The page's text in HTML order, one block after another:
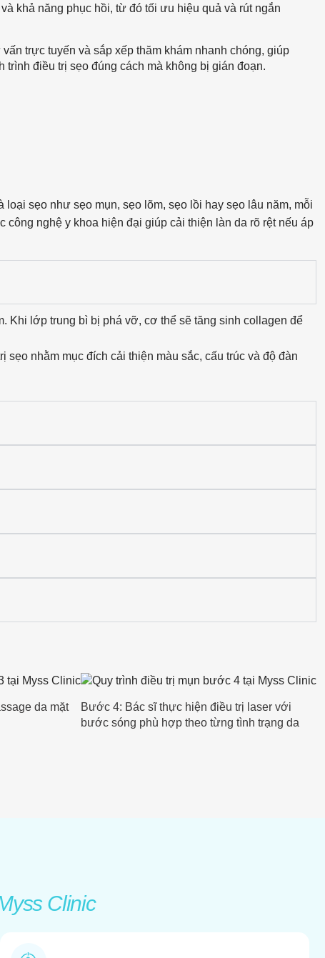
khả năng phục hồi, từ đó tối ưu hiệu quả và rút ngắn
trực tuyến và sắp xếp thăm khám nhanh chóng, giúp
trình điều trị sẹo đúng cách mà không bị gián đoạn.
sẹo như sẹo mụn, sẹo lõm, sẹo lồi hay sẹo lâu năm, mỗi
nghệ y khoa hiện đại giúp cải thiện làn da rõ rệt nếu áp
Khi lớp trung bì bị phá vỡ, cơ thể sẽ tăng sinh collagen để
nhằm mục đích cải thiện màu sắc, cấu trúc và độ đàn
da mặt
Bước 4: Bác sĩ thực hiện điều trị laser với
bước sóng phù hợp theo từng tình trạng da
Clinic